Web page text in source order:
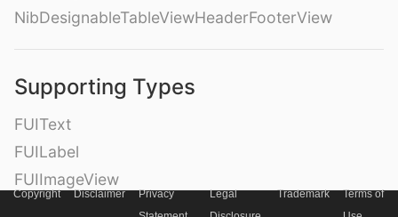
NibDesignableTableViewHeaderFooterView
Supporting Types
FUIText
FUILabel
FUIImageView
Copyright Disclaimer
Privacy
Legal
Trademark
Terms of